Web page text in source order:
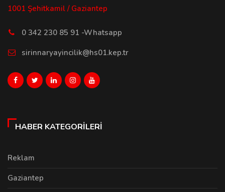
1001 Şehitkamil / Gaziantep
0 342 230 85 91 -Whatsapp
sirinnaryayincilik@hs01.kep.tr
HABER KATEGORILERI
Reklam
Gaziantep